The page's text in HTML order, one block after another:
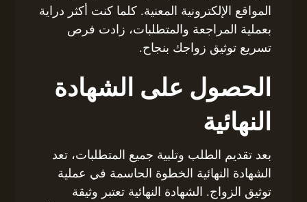
المواقع الإلكترونية المعنية. كلما كنت أكثر دراية
بعملية المراجعة والمتطلبات، زادت فرص
تسريع توثيق زواجك بنجاح.
الحصول على الشهادة
النهائية
بعد تقديم الطلب وتلبية جميع المتطلبات، تعد
الشهادة النهائية الخطوة الحاسمة في عملية
توثيق الزواج. الشهادة النهائية تعتبر وثيقة